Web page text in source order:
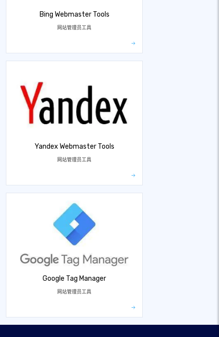
Bing Webmaster Tools
网站管理员工具
Yandex Webmaster Tools
网站管理员工具
Google Tag Manager
网站管理员工具